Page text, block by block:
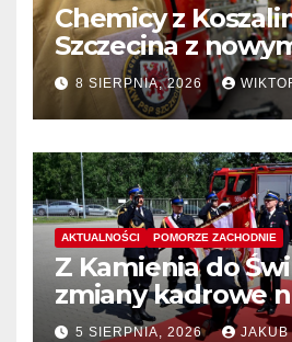
Chemicy z
Szczecina z
wyłoniono
8 SIERPNIA, 2026
AKTUALNOŚCI POMORZE ZACHODNIE
Z Kamienia do
zmiany kadrowe
stanowiskach
5 SIERPNIA, 2026 JAKUB